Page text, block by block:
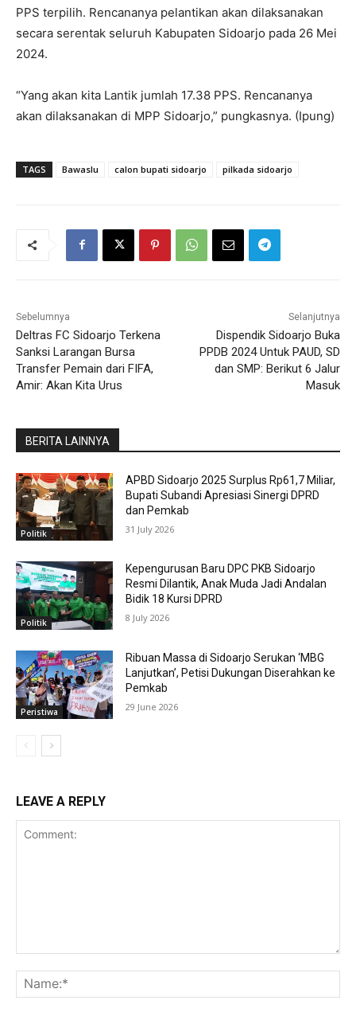
PPS terpilih. Rencananya pelantikan akan dilaksanakan
secara serentak seluruh Kabupaten Sidoarjo pada 26 Mei
2024.
“Yang akan kita Lantik jumlah 17.38 PPS. Rencananya
akan dilaksanakan di MPP Sidoarjo,” pungkasnya. (Ipung)
TAGS Bawaslu calon bupati sidoarjo pilkada sidoarjo
Sebelumnya
Deltras FC Sidoarjo Terkena
Sanksi Larangan Bursa
Transfer Pemain dari FIFA,
Amir: Akan Kita Urus
Selanjutnya
Dispendik Sidoarjo Buka
PPDB 2024 Untuk PAUD, SD
dan SMP: Berikut 6 Jalur
Masuk
BERITA LAINNYA
Politik
APBD Sidoarjo 2025 Surplus Rp61,7 Miliar,
Bupati Subandi Apresiasi Sinergi DPRD
dan Pemkab
31 July 2026
Politik
Kepengurusan Baru DPC PKB Sidoarjo
Resmi Dilantik, Anak Muda Jadi Andalan
Bidik 18 Kursi DPRD
8 July 2026
Peristiwa
Ribuan Massa di Sidoarjo Serukan ‘MBG
Lanjutkan’, Petisi Dukungan Diserahkan ke
Pemkab
29 June 2026
LEAVE A REPLY